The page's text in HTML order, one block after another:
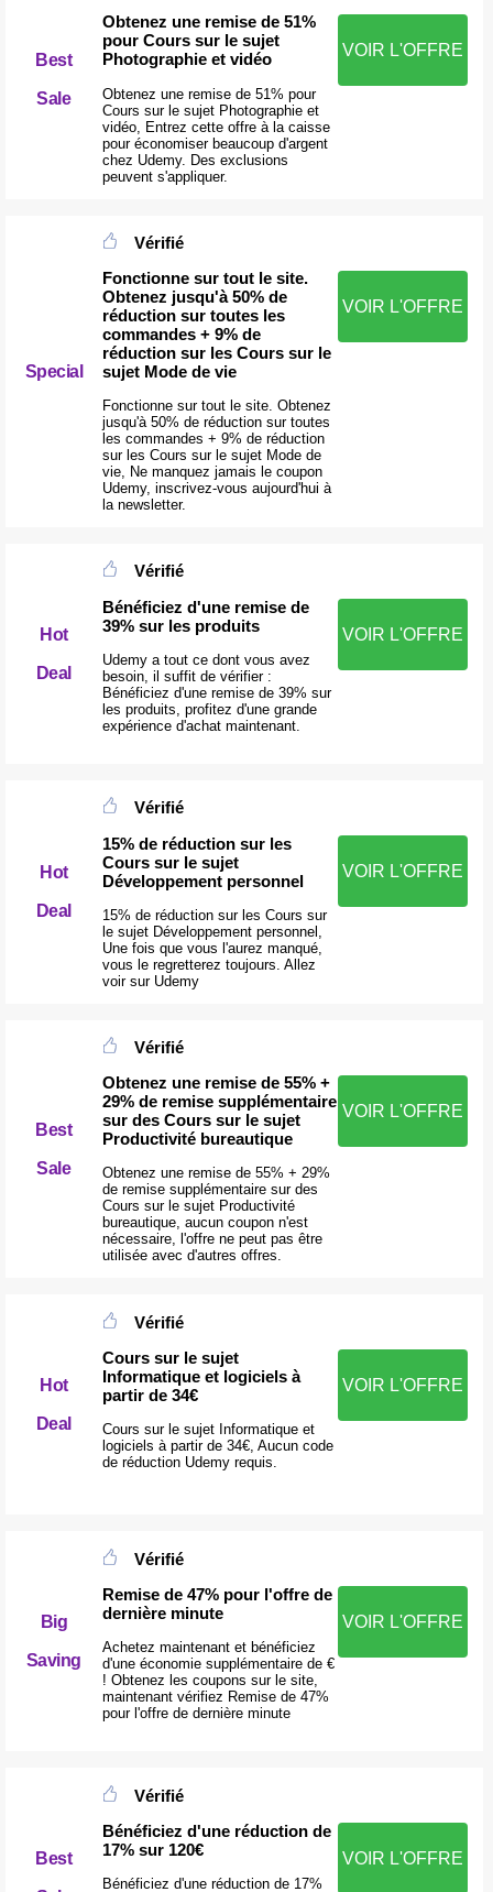
Best
Sale
Obtenez une remise de 51%
pour Cours sur le sujet
Photographie et vidéo
Obtenez une remise de 51% pour
Cours sur le sujet Photographie et
vidéo, Entrez cette offre à la caisse
pour économiser beaucoup d'argent
chez Udemy. Des exclusions
peuvent s'appliquer.
VOIR L'OFFRE
Special
Vérifié
Fonctionne sur tout le site.
Obtenez jusqu'à 50% de
réduction sur toutes les
commandes + 9% de
réduction sur les Cours sur le
sujet Mode de vie
Fonctionne sur tout le site. Obtenez
jusqu'à 50% de réduction sur toutes
les commandes + 9% de réduction
sur les Cours sur le sujet Mode de
vie, Ne manquez jamais le coupon
Udemy, inscrivez-vous aujourd'hui à
la newsletter.
VOIR L'OFFRE
Hot
Deal
Vérifié
Bénéficiez d'une remise de
39% sur les produits
Udemy a tout ce dont vous avez
besoin, il suffit de vérifier :
Bénéficiez d'une remise de 39% sur
les produits, profitez d'une grande
expérience d'achat maintenant.
VOIR L'OFFRE
Hot
Deal
Vérifié
15% de réduction sur les
Cours sur le sujet
Développement personnel
15% de réduction sur les Cours sur
le sujet Développement personnel,
Une fois que vous l'aurez manqué,
vous le regretterez toujours. Allez
voir sur Udemy
VOIR L'OFFRE
Best
Sale
Vérifié
Obtenez une remise de 55% +
29% de remise supplémentaire
sur des Cours sur le sujet
Productivité bureautique
Obtenez une remise de 55% + 29%
de remise supplémentaire sur des
Cours sur le sujet Productivité
bureautique, aucun coupon n'est
nécessaire, l'offre ne peut pas être
utilisée avec d'autres offres.
VOIR L'OFFRE
Hot
Deal
Vérifié
Cours sur le sujet
Informatique et logiciels à
partir de 34€
Cours sur le sujet Informatique et
logiciels à partir de 34€, Aucun code
de réduction Udemy requis.
VOIR L'OFFRE
Big
Saving
Vérifié
Remise de 47% pour l'offre de
dernière minute
Achetez maintenant et bénéficiez
d'une économie supplémentaire de €
! Obtenez les coupons sur le site,
maintenant vérifiez Remise de 47%
pour l'offre de dernière minute
VOIR L'OFFRE
Best
Vérifié
Bénéficiez d'une réduction de
17% sur 120€
Bénéficiez d'une réduction de 17%
VOIR L'OFFRE